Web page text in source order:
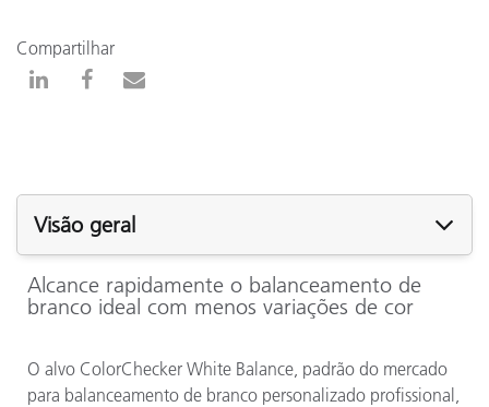
Compartilhar
Visão geral
Alcance rapidamente o balanceamento de
branco ideal com menos variações de cor
O alvo ColorChecker White Balance, padrão do mercado
para balanceamento de branco personalizado profissional,